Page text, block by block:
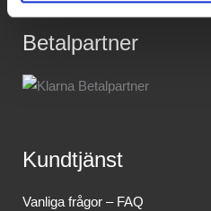
Betalpartner
Kundtjänst
Vanliga frågor – FAQ